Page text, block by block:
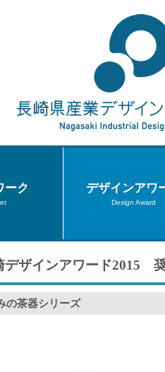
ーク デザインアワ
Design Award
デザインアワード2015
の茶器シリーズ